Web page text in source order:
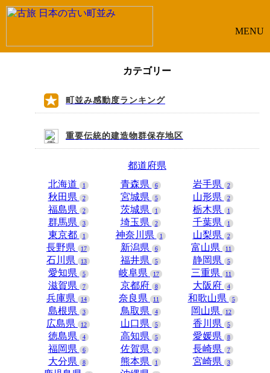
MENU
カテゴリー
町並み感動度ランキング
重要伝統的建造物群保存地区
都道府県
北海道
1 青森県 6 岩手県 2
秋田県 2 宮城県 5 山形県 2
福島県 2 茨城県 1 栃木県 1
群馬県 3 埼玉県 2 千葉県 1
東京都 1 神奈川県 1 山梨県 2
長野県 17 新潟県 6 富山県 11
石川県 13 福井県 5 静岡県 5
愛知県 5 岐阜県 17 三重県 11
滋賀県 7 京都府 8 大阪府 4
兵庫県 14 奈良県 11 和歌山県 5
島根県 3 鳥取県 4 岡山県 12
広島県 12 山口県 5 香川県 5
徳島県 4 高知県 5 愛媛県 8
福岡県 6 佐賀県 3 長崎県 7
大分県 8 熊本県 1 宮崎県 3